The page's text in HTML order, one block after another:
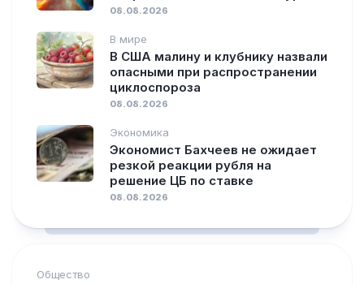
08.08.2026
В мире
В США малину и клубнику назвали
опасными при распространении
циклоспороза
08.08.2026
Экономика
Экономист Бахчеев не ожидает
резкой реакции рубля на
решение ЦБ по ставке
08.08.2026
Общество